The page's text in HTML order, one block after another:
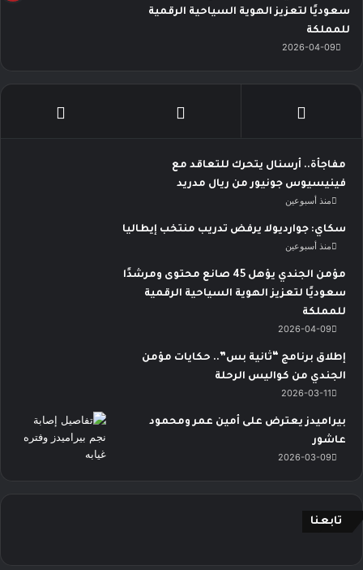
سعوديًا لتعزيز الهوية السياحية الرقمية
للمملكة
2026-04-09
مفاجأة.. أرسنال يتحرك للتعاقد مع
فينيسيوس جونيور من ريال مدريد
منذ أسبوعين
سكاي: جوارديولا يرفض تدريب منتخب إيطاليا
منذ أسبوعين
مؤمن الجندي يؤهل 45 صانع محتوى ومرشدًا
سعوديًا لتعزيز الهوية السياحية الرقمية
للمملكة
2026-04-09
إطلاق برنامج “ثانية بس”.. حكايات مؤمن
الجندي من كواليس الرحلة
2026-03-11
بيراميدز يعترض على أمين عمر ومحمود
عاشور
2026-03-09
تابعنا